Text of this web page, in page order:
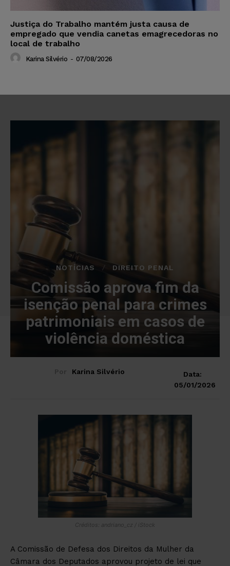
Justiça do Trabalho mantém justa causa de
empregado que vendia canetas emagrecedoras no
local de trabalho
Karina Silvério - 07/08/2026